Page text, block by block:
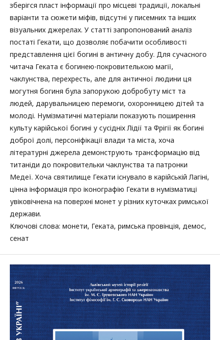
зберігся пласт інформації про місцеві традиції, локальні
варіанти та сюжети міфів, відсутні у писемних та інших
візуальних джерелах. У статті запропонований аналіз
постаті Гекати, що дозволяє побачити особливості
представлення цієї богині в античну добу. Для сучасного
читача Геката є богинею-покровителькою магії,
чаклунства, перехресть, але для античної людини ця
могутня богиня була запорукою добробуту міст та
людей, дарувальницею перемоги, охоронницею дітей та
молоді. Нумізматичні матеріали показують поширення
культу карійської богині у сусідніх Лідії та Фрігії як богині
доброї долі, персоніфікації влади та міста, хоча
літературні джерела демонструють трансформацію від
титаніди до покровительки чаклунства та патронки
Медеї. Хоча святилище Гекати існувало в карійській Лагіні,
цінна інформація про іконографію Гекати в нумізматиці
увіковічнена на поверхні монет у різних куточках римської
держави.
Ключові слова: монети, Геката, римська провінція, демос,
сенат